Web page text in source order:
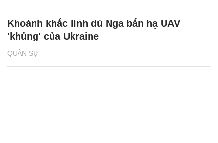
QUÂN SỰ
Khoảnh khắc lính dù Nga bắn hạ UAV
'khủng' của Ukraine